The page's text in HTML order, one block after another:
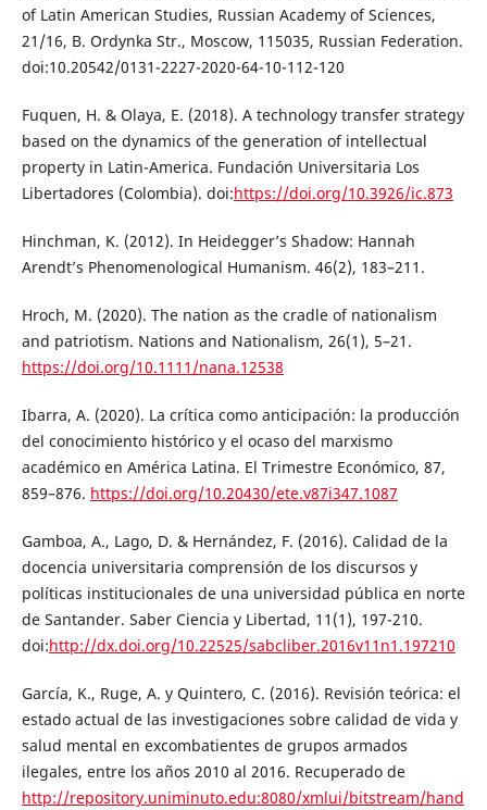
of Latin American Studies, Russian Academy of Sciences,
21/16, B. Ordynka Str., Moscow, 115035, Russian Federation.
doi:10.20542/0131-2227-2020-64-10-112-120
Fuquen, H. & Olaya, E. (2018). A technology transfer strategy
based on the dynamics of the generation of intellectual
property in Latin-America. Fundación Universitaria Los
Libertadores (Colombia). doi:https://doi.org/10.3926/ic.873
Hinchman, K. (2012). In Heidegger’s Shadow: Hannah
Arendt’s Phenomenological Humanism. 46(2), 183–211.
Hroch, M. (2020). The nation as the cradle of nationalism
and patriotism. Nations and Nationalism, 26(1), 5–21.
https://doi.org/10.1111/nana.12538
Ibarra, A. (2020). La crítica como anticipación: la producción
del conocimiento histórico y el ocaso del marxismo
académico en América Latina. El Trimestre Económico, 87,
859–876. https://doi.org/10.20430/ete.v87i347.1087
Gamboa, A., Lago, D. & Hernández, F. (2016). Calidad de la
docencia universitaria comprensión de los discursos y
políticas institucionales de una universidad pública en norte
de Santander. Saber Ciencia y Libertad, 11(1), 197-210.
doi:http://dx.doi.org/10.22525/sabcliber.2016v11n1.197210
García, K., Ruge, A. y Quintero, C. (2016). Revisión teórica: el
estado actual de las investigaciones sobre calidad de vida y
salud mental en excombatientes de grupos armados
ilegales, entre los años 2010 al 2016. Recuperado de
http://repository.uniminuto.edu:8080/xmlui/bitstream/hand